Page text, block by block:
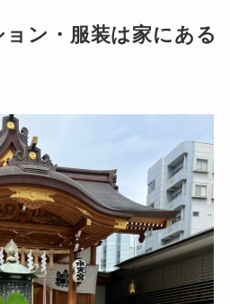
ン・服装は家にある